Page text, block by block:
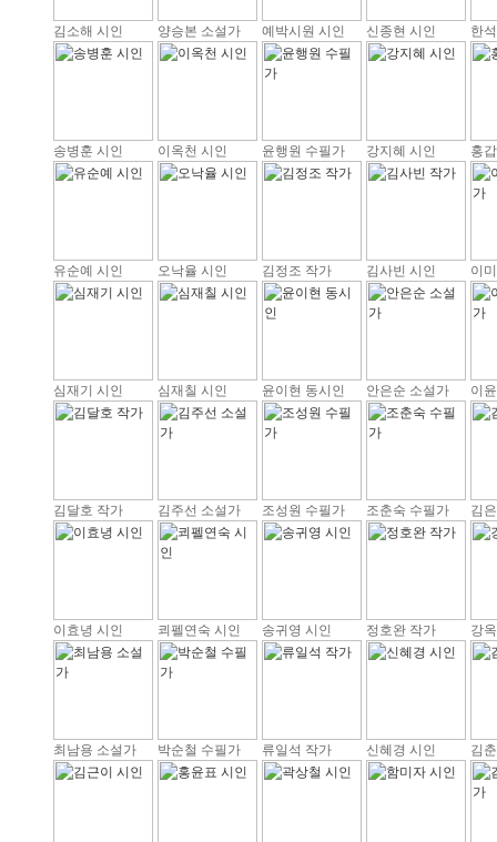
김소해 시인 양승본 소설가 예박시원 시인 신종현 시인 한
송병훈 시인 이옥천 시인 윤행원 수필가 강지혜 시인 홍
유순예 시인 오낙율 시인 김정조 작가 김사빈 시인 이
심재기 시인 심재칠 시인 윤이현 동시인 안은순 소설가 이
김달호 작가 김주선 소설가 조성원 수필가 조춘숙 수필가 김
이효녕 시인 쾨펠연숙 시인 송귀영 시인 정호완 작가 강
최남용 소설가 박순철 수필가 류일석 작가 신혜경 시인 김